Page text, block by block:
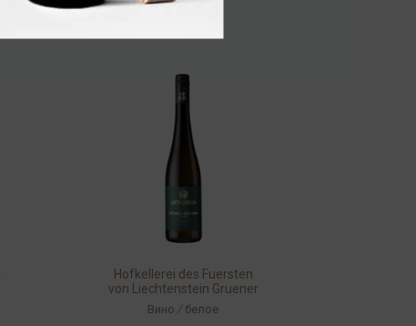
Hofkellerei des Fuersten
von Liechtenstein Gruener
Veltliner Reserve 2020 13%
0,75л
Вино / белое